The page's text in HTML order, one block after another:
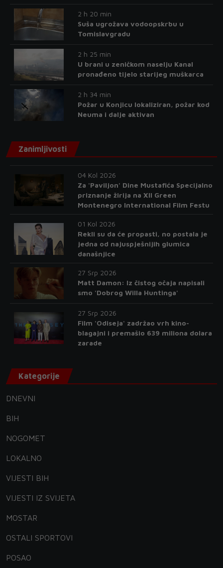
2 h 20 min
Suša ugrožava vodoopskrbu u
Tomislavgradu
2 h 25 min
U brani u zeničkom naselju Kanal
pronađeno tijelo starijeg muškarca
2 h 34 min
Požar u Konjicu lokaliziran, požar kod
Neuma i dalje aktivan
Zanimljivosti
04 Kol 2026
Za 'Paviljon' Dine Mustafića Specijalno
priznanje žirija na XII Green
Montenegro International Film Festu
01 Kol 2026
Rekli su da će propasti, no postala je
jedna od najuspješnijih glumica
današnjice
27 Srp 2026
Matt Damon: Iz čistog očaja napisali
smo 'Dobrog Willa Huntinga'
27 Srp 2026
Film 'Odiseja' zadržao vrh kino-
blagajni i premašio 639 miliona dolara
zarade
Kategorije
DNEVNI
BIH
NOGOMET
LOKALNO
VIJESTI BIH
VIJESTI IZ SVIJETA
MOSTAR
OSTALI SPORTOVI
POSAO